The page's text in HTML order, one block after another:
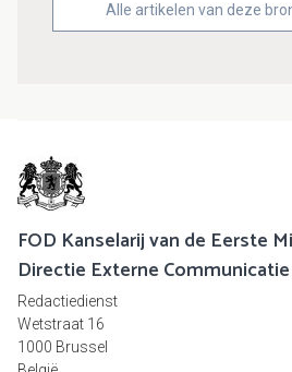
Alle artikelen van deze
FOD Kanselarij van de Eerste
Directie Externe Communicatie
Redactiedienst
Wetstraat 16
1000 Brussel